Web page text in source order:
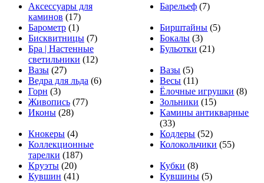
Аксессуары для
каминов (17)
Барельеф (7)
Барометр (1) Бирштайны (5)
Бисквитницы (7) Бокалы (3)
Бра | Настенные
светильники (12)
Бульотки (21)
Вазы (27) Вазы (5)
Ведра для льда (6) Весы (11)
Горн (3) Ёлочные игрушки (8)
Живопись (77) Зольники (15)
Иконы (28)
Камины антикварные
(33)
Кнокеры (4) Кодлеры (52)
Коллекционные
тарелки (187)
Колокольчики (55)
Круэты (20) Кубки (8)
Кувшин (41) Кувшины (5)